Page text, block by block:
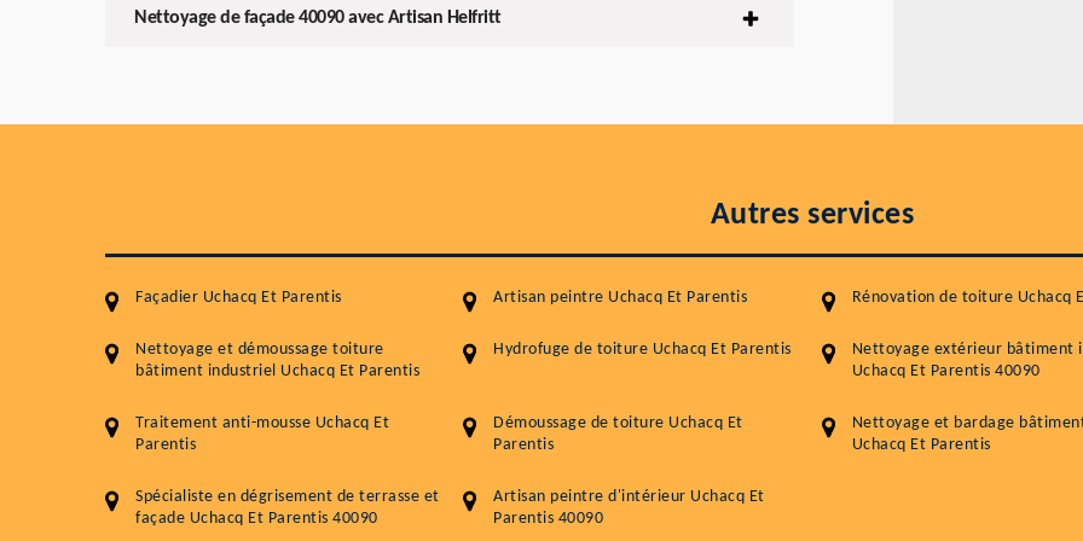
Nettoyage de façade 40090 avec Artisan Helfritt
Autres services
Façadier Uchacq Et Parentis Artisan peintre Uchacq Et Parentis Rénovation de toiture Uchacq
Nettoyage et démoussage toiture
bâtiment industriel Uchacq Et Parentis
Hydrofuge de toiture Uchacq Et Parentis
Nettoyage extérieur bâtiment
Uchacq Et Parentis 40090
Traitement anti-mousse Uchacq Et
Parentis
Démoussage de toiture Uchacq Et
Parentis
Nettoyage et bardage
Uchacq Et Parentis
Spécialiste en dégrisement de terrasse et
façade Uchacq Et Parentis 40090
Artisan peintre d'intérieur Uchacq Et
Parentis 40090